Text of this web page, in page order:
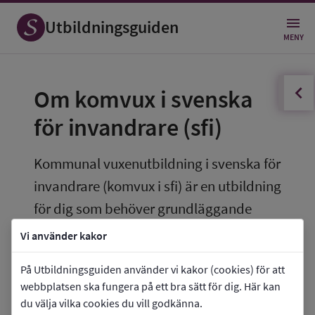
Vi använder kakor
På Utbildningsguiden använder vi kakor (cookies) för att
webbplatsen ska fungera på ett bra sätt för dig. Här kan
du välja vilka cookies du vill godkänna.
Utbildningsguiden MENY
Öppna
Om komvux i svenska
för invandrare (sfi)
Kommunal vuxenutbildning i svenska för
invandrare (komvux i sfi) är en utbildning
för dig som behöver grundläggande
kunskaper i svenska.
Du lär dig svenska så att du kan kommunicera
muntligt och skriftligt i vardagslivet, i
samhällslivet, i studielivet och i arbetslivet. Du